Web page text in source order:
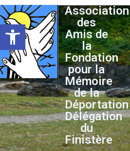
Ouvrir la barre d’outils
Association
des
Amis de
la
Fondation
pour la
Mémoire
de la
Déportation
Délégation
du
Finistère